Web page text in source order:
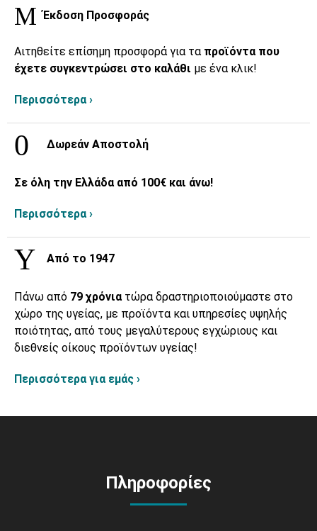
Έκδοση Προσφοράς
Αιτηθείτε επίσημη προσφορά για τα προϊόντα που
έχετε συγκεντρώσει στο καλάθι με ένα κλικ!
Περισσότερα ›
Δωρεάν Αποστολή
Σε όλη την Ελλάδα από 100€ και άνω!
Περισσότερα ›
Από το 1947
Πάνω από 79 χρόνια τώρα δραστηριοποιούμαστε στο
χώρο της υγείας, με προϊόντα και υπηρεσίες υψηλής
ποιότητας, από τους μεγαλύτερους εγχώριους και
διεθνείς οίκους προϊόντων υγείας!
Περισσότερα για εμάς ›
Πληροφορίες